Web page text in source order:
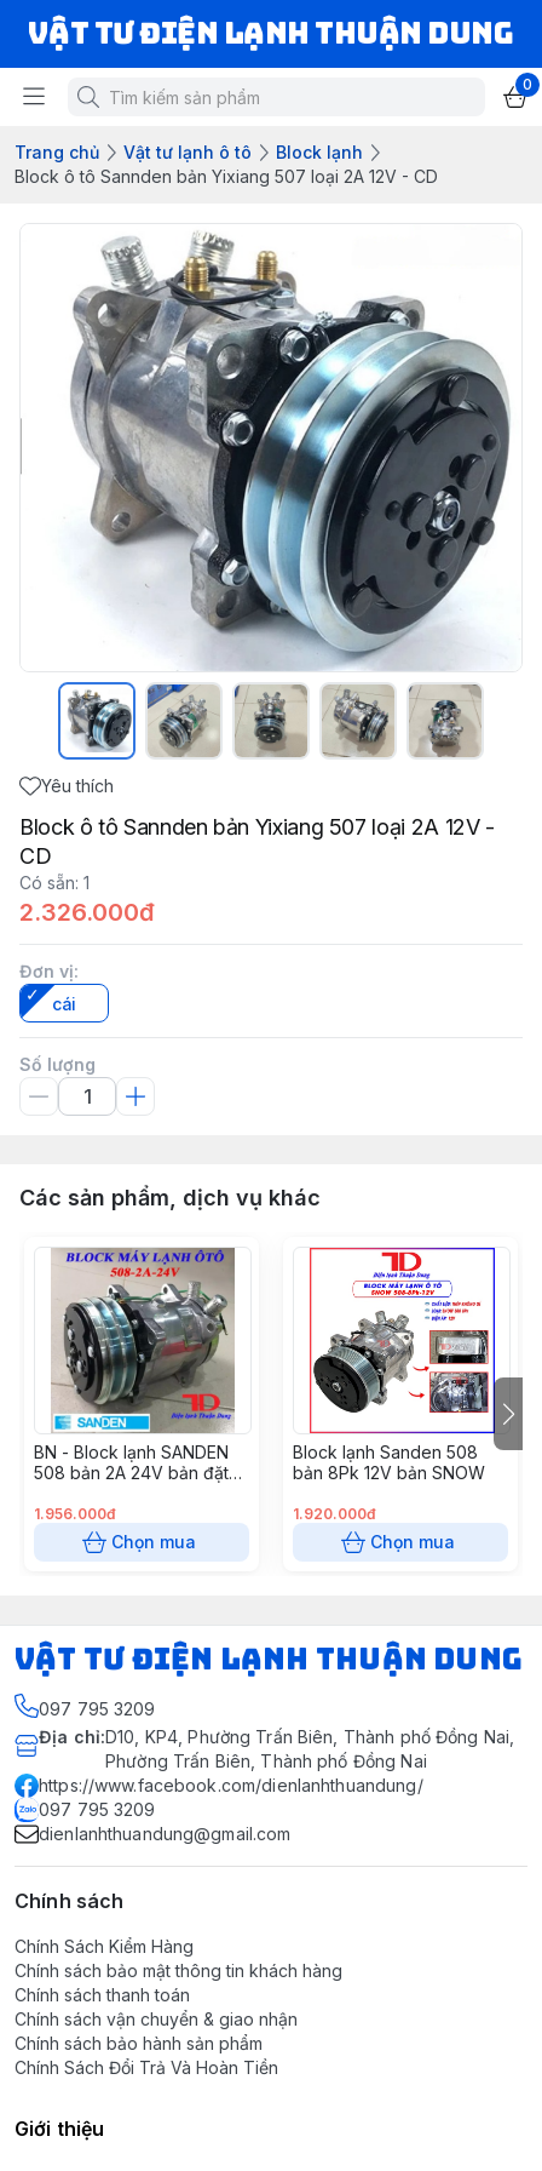
VẬT TƯ ĐIỆN LẠNH THUẬN DUNG
0
Trang chủ Vật tư lạnh ô tô
Block lạnh
Block ô tô Sannden bản Yixiang 507 loại 2A 12V - CD
Yêu thích
Block ô tô Sannden bản Yixiang 507 loại 2A 12V -
CD
Có sẵn: 1
2.326.000đ
Đơn vị:
cái
Số lượng
Các sản phẩm, dịch vụ khác
BN - Block lạnh SANDEN
508 bản 2A 24V bản đặt
1.956.000đ
Chọn mua
Block lạnh Sanden 508
bản 8Pk 12V bản SNOW
1.920.000đ
Chọn mua
VẬT TƯ ĐIỆN LẠNH THUẬN DUNG
097 795 3209
Địa chỉ:D10, KP4, Phường Trấn Biên, Thành phố Đồng Nai,
Phường Trấn Biên, Thành phố Đồng Nai
https://www.facebook.com/dienlanhthuandung/
097 795 3209
dienlanhthuandung@gmail.com
Chính sách
Chính Sách Kiểm Hàng
Chính sách bảo mật thông tin khách hàng
Chính sách thanh toán
Chính sách vận chuyển & giao nhận
Chính sách bảo hành sản phẩm
Chính Sách Đổi Trả Và Hoàn Tiền
Giới thiệu